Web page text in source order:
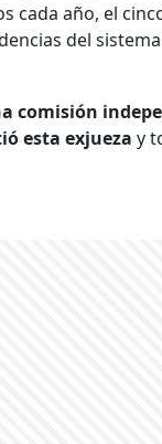
cada año, el
del
comisión
esta exjueza y